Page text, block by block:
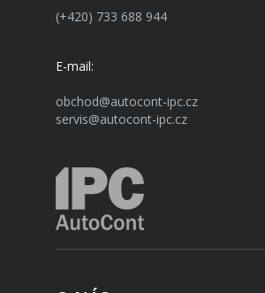
(+420) 733 688 944
E-mail:
obchod@autocont-ipc.cz
servis@autocont-ipc.cz